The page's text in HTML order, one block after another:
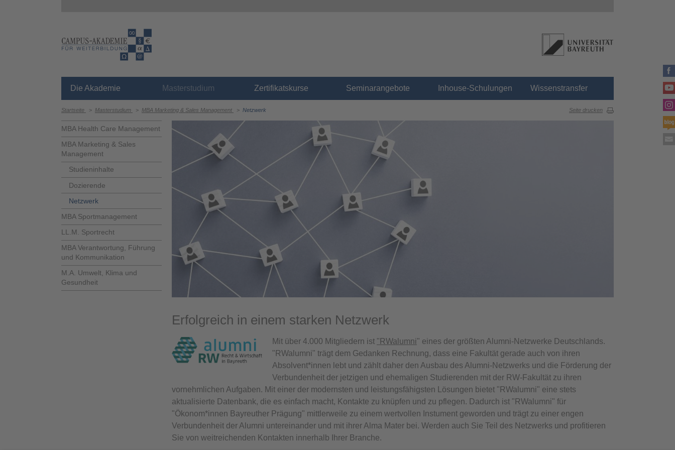
Die Akademie Masterstudium Zertifikatskurse Seminarangebote Inhouse-Schulungen Wissenstransfer
Startseite > Masterstudium > MBA Marketing & Sales Management > Netzwerk Seite drucken
MBA Health Care Management
MBA Marketing & Sales
Management
Studieninhalte
Dozierende
Netzwerk
MBA Sportmanagement
LL.M. Sportrecht
MBA Verantwortung, Führung
und Kommunikation
M.A. Umwelt, Klima und
Gesundheit
Erfolgreich in einem starken Netzwerk
Mit über 4.000 Mitgliedern ist "RWalumni" eines der größten Alumni-Netzwerke Deutschlands.
"RWalumni" trägt dem Gedanken Rechnung, dass eine Fakultät gerade auch von ihren
Absolvent*innen lebt und zählt daher den Ausbau des Alumni-Netzwerks und die Förderung der
Verbundenheit der jetzigen und ehemaligen Studierenden mit der RW-Fakultät zu ihren
vornehmlichen Aufgaben. Mit einer der modernsten und leistungsfähigsten Lösungen bietet "RWalumni" eine stets
aktualisierte Datenbank, die es einfach macht, Kontakte zu knüpfen und zu pflegen. Dadurch ist "RWalumni" für
"Ökonom*innen Bayreuther Prägung" mittlerweile zu einem wertvollen Instument geworden und trägt zu einer engen
Verbundenheit der Alumni untereinander und mit ihrer Alma Mater bei. Werden auch Sie Teil des Netzwerks und profitieren
Sie von weitreichenden Kontakten innerhalb Ihrer Branche.